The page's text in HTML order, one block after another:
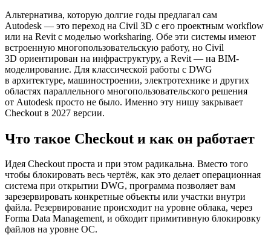
Альтернатива, которую долгие годы предлагал сам
Autodesk — это переход на Civil 3D с его проектным workflow
или на Revit с моделью worksharing. Обе эти системы имеют
встроенную многопользовательскую работу, но Civil
3D ориентирован на инфраструктуру, а Revit — на BIM-
моделирование. Для классической работы с DWG
в архитектуре, машиностроении, электротехнике и других
областях параллельного многопользовательского решения
от Autodesk просто не было. Именно эту нишу закрывает
Checkout в 2027 версии.
Что такое Checkout и как он работает
Идея Checkout проста и при этом радикальна. Вместо того
чтобы блокировать весь чертёж, как это делает операционная
система при открытии DWG, программа позволяет вам
зарезервировать конкретные объекты или участки внутри
файла. Резервирование происходит на уровне облака, через
Forma Data Management, и обходит примитивную блокировку
файлов на уровне ОС.